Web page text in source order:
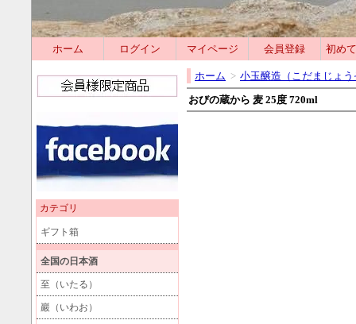
ホーム ログイン マイページ 会員登録 初め
ホーム > 小玉醸造（こだまじょう
おびの蔵から 麦 25度 720ml
カテゴリ
ギフト箱
全国の日本酒
至（いたる）
巖（いわお）